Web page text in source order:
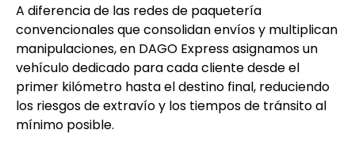
A diferencia de las redes de paquetería
convencionales que consolidan envíos y multiplican
manipulaciones, en DAGO Express asignamos un
vehículo dedicado para cada cliente desde el
primer kilómetro hasta el destino final, reduciendo
los riesgos de extravío y los tiempos de tránsito al
mínimo posible.